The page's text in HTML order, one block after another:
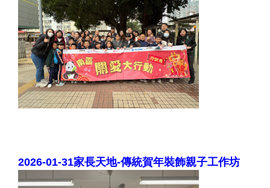
2026-01-31家長天地-傳統賀年裝飾親子工作坊